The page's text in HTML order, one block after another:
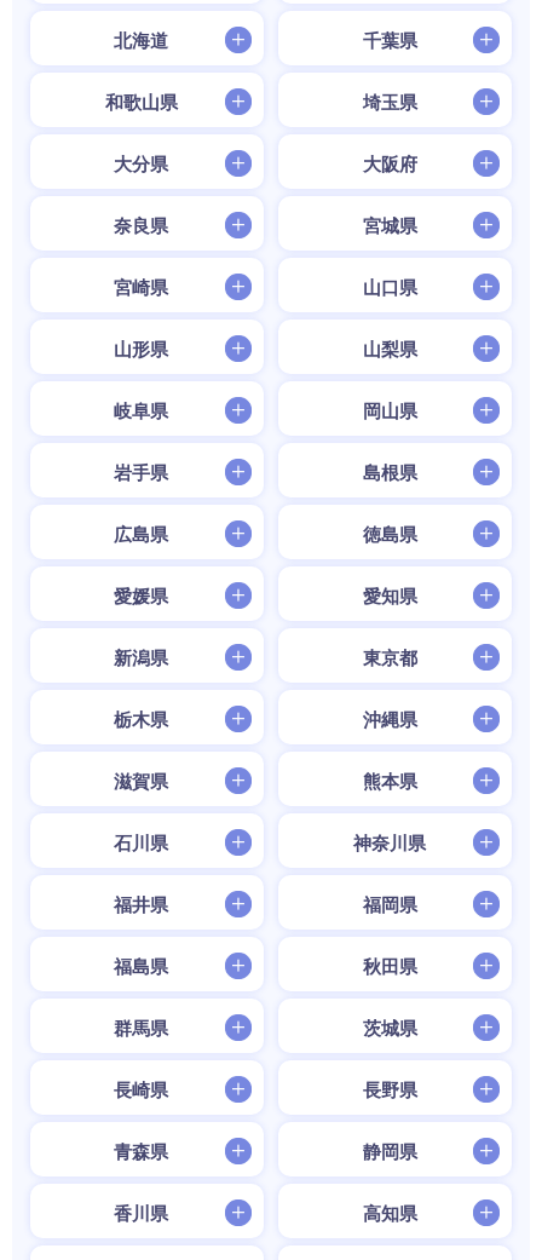
北海道 千葉県
和歌山県 埼玉県
大分県 大阪府
奈良県 宮城県
宮崎県 山口県
山形県 山梨県
岐阜県 岡山県
岩手県 島根県
広島県 徳島県
愛媛県 愛知県
新潟県 東京都
栃木県 沖縄県
滋賀県 熊本県
石川県 神奈川県
福井県 福岡県
福島県 秋田県
群馬県 茨城県
長崎県 長野県
青森県 静岡県
香川県 高知県